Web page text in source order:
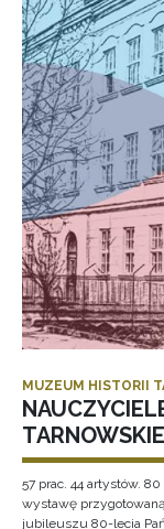
MUZEUM HISTORII
57 prac. 44 artystów.
wystawę
jubileuszu 80-lecia